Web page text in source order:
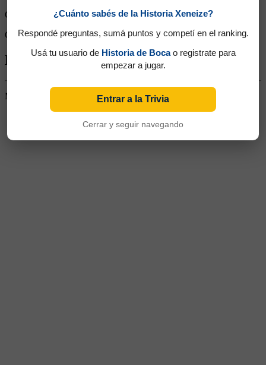
Goles de Boca:0
Goles rivales: 0
Biografía de Kevin Ismael Duarte
Mediocampista. Surgido de las Inferiores. Pasó a Atlanta
¿Cuánto sabés de la Historia Xeneize?
Respondé preguntas, sumá puntos y competí en el ranking.
Usá tu usuario de Historia de Bocao registrate para
empezar a jugar.
Entrar a la Trivia
Cerrar y seguir navegando